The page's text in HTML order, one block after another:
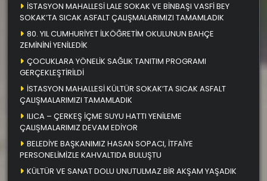
İSTASYON MAHALLESİ LALE SOKAK VE BİNBAŞI VASFİ BEY
SOKAK’TA SICAK ASFALT ÇALIŞMALARIMIZI TAMAMLADIK
80. YIL CUMHURİYET İLKÖĞRETİM OKULUNUN BAHÇE
ZEMİNİNİ YENİLEDİK
ÇOCUKLARA YÖNELİK SAĞLIK TANITIM PROGRAMI
GERÇEKLEŞTİRİLDİ
İSTASYON MAHALLESİ KÜLTÜR SOKAK’TA SICAK ASFALT
ÇALIŞMALARIMIZI TAMAMLADIK
ILICA – ÇERKEŞ İÇME SUYU HATTI YENİLEME
ÇALIŞMALARIMIZ DEVAM EDİYOR
BELEDİYE BAŞKANIMIZ HASAN SOPACI, İTFAİYE
PERSONELİMİZLE KAHVALTIDA BULUŞTU
KÜLTÜR VE SANAT DOLU UNUTULMAZ BİR AKŞAM YAŞADIK